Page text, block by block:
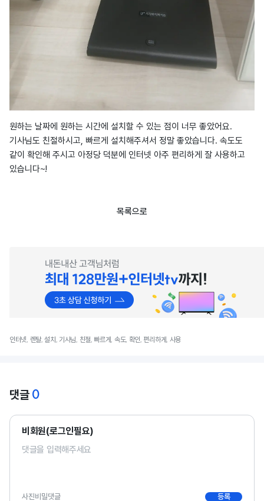
원하는 날짜에 원하는 시간에 설치할 수 있는 점이 너무 좋았어요.
기사님도 친절하시고, 빠르게 설치해주셔서 정말 좋았습니다. 속도도
같이 확인해 주시고 아정당 덕분에 인터넷 아주 편리하게 잘 사용하고
있습니다~!
목록으로
인터넷, 렌탈, 설치, 기사님, 친절, 빠르게, 속도, 확인, 편리하게, 사용
댓글 0
비회원(로그인필요)
사진비밀댓글 등록